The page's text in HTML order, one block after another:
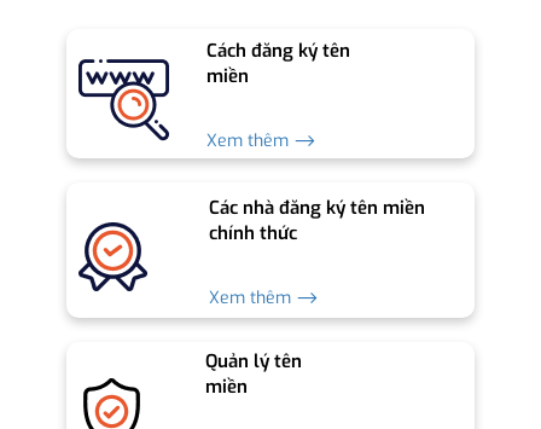
Cách đăng ký tên
miền
Xem thêm ⟶
Các nhà đăng ký tên miền
chính thức
Xem thêm ⟶
Quản lý tên
miền